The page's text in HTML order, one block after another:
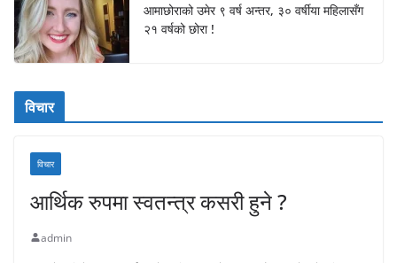
आमाछोराको उमेर ९ वर्ष अन्तर, ३० वर्षीया महिलासँग
२१ वर्षको छोरा !
विचार
विचार
आर्थिक रुपमा स्वतन्त्र कसरी हुने ?
admin